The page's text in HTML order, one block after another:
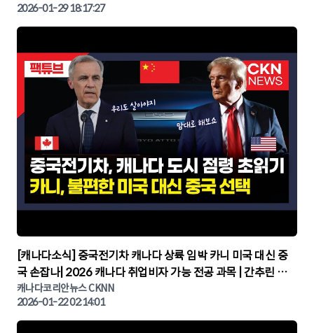
2026-01-29 18:17:27
▶
[캐나다소식] 중국전기차 캐나다 상륙 임박 카니 미국 대신 중
국 손잡나| 2026 캐나다 취업비자 가능 전공 과목 | 간추린 캐
나다뉴스 | CKNNEWS, 캐나다코리안뉴스
캐나다코리안뉴스 CKNN
2026-01-22 02:14:01